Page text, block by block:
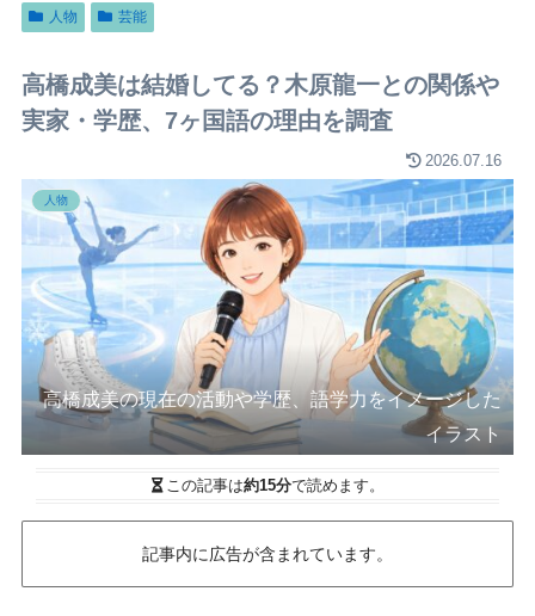
人物 芸能
高橋成美は結婚してる？木原龍一との関係や
実家・学歴、7ヶ国語の理由を調査
2026.07.16
人物
高橋成美の現在の活動や学歴、語学力をイメージした
イラスト
この記事は約15分で読めます。
記事内に広告が含まれています。